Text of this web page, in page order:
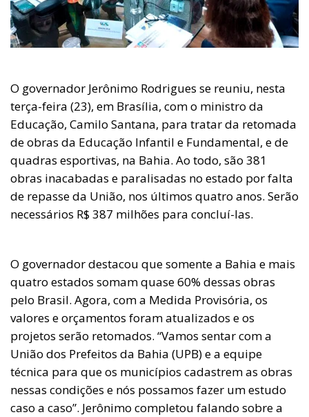
O governador Jerônimo Rodrigues se reuniu, nesta
terça-feira (23), em Brasília, com o ministro da
Educação, Camilo Santana, para tratar da retomada
de obras da Educação Infantil e Fundamental, e de
quadras esportivas, na Bahia. Ao todo, são 381
obras inacabadas e paralisadas no estado por falta
de repasse da União, nos últimos quatro anos. Serão
necessários R$ 387 milhões para concluí-las.
O governador destacou que somente a Bahia e mais
quatro estados somam quase 60% dessas obras
pelo Brasil. Agora, com a Medida Provisória, os
valores e orçamentos foram atualizados e os
projetos serão retomados. “Vamos sentar com a
União dos Prefeitos da Bahia (UPB) e a equipe
técnica para que os municípios cadastrem as obras
nessas condições e nós possamos fazer um estudo
caso a caso”. Jerônimo completou falando sobre a